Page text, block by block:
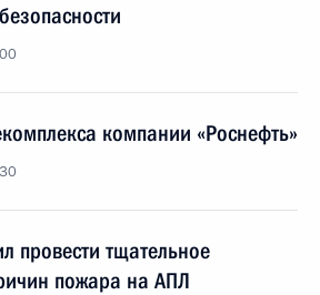
компании «Роснефть»
провести тщательное
пожара на АПЛ